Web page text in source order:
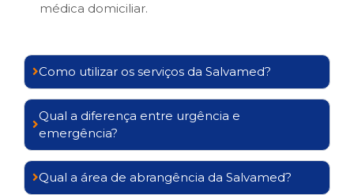
médica domiciliar.
Como utilizar os serviços da Salvamed?
Qual a diferença entre urgência e
emergência?
Qual a área de abrangência da Salvamed?